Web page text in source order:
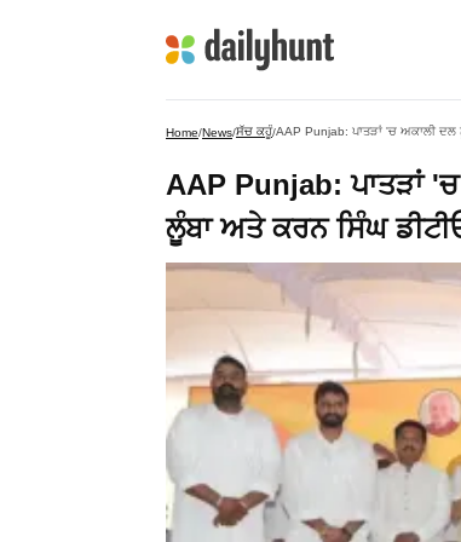
Home/News/ਸੱਚ ਕਹੂੰ/AAP Punjab: ਪਾਤੜਾਂ 'ਚ ਅਕਾਲੀ
AAP Punjab: ਪਾਤੜਾਂ
ਲੂੰਬਾ ਅਤੇ ਕਰਨ ਸਿੰਘ